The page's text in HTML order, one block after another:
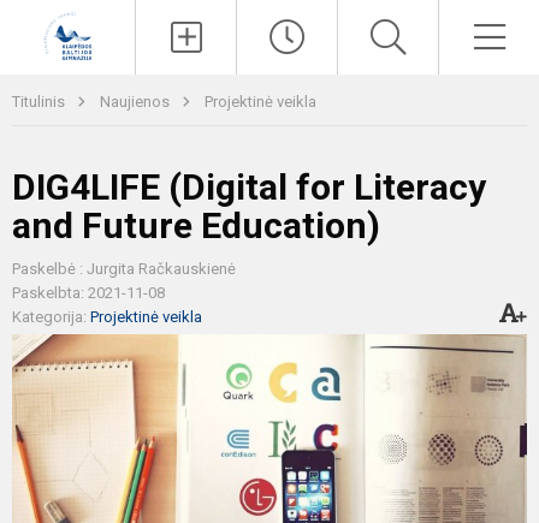
Titulinis Naujienos Projektinė veikla
DIG4LIFE (Digital for Literacy
and Future Education)
Paskelbė : Jurgita Račkauskienė
Paskelbta: 2021-11-08
Kategorija: Projektinė veikla